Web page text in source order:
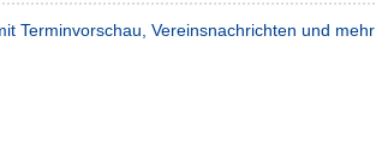
Terminvorschau, Vereinsnachrichten und mehr